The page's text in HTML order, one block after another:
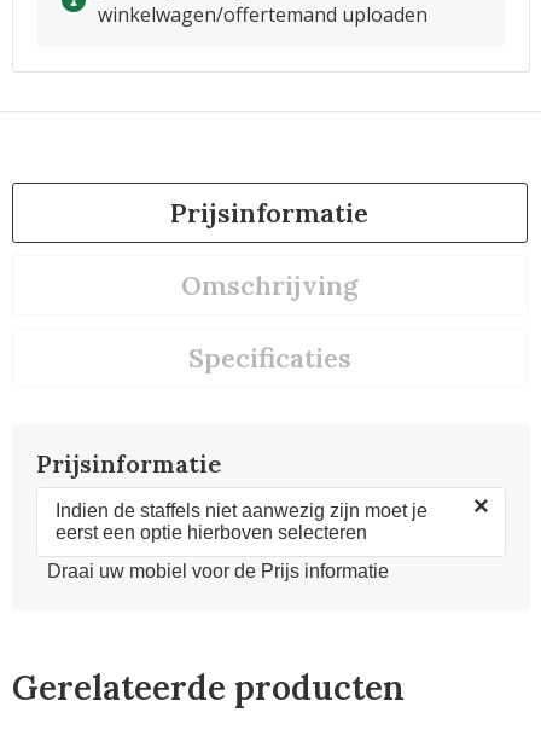
winkelwagen/offertemand uploaden
Prijsinformatie
Omschrijving
Specificaties
Prijsinformatie
Indien de staffels niet aanwezig zijn moet je
eerst een optie hierboven selecteren
×
Draai uw mobiel voor de Prijs informatie
Gerelateerde producten